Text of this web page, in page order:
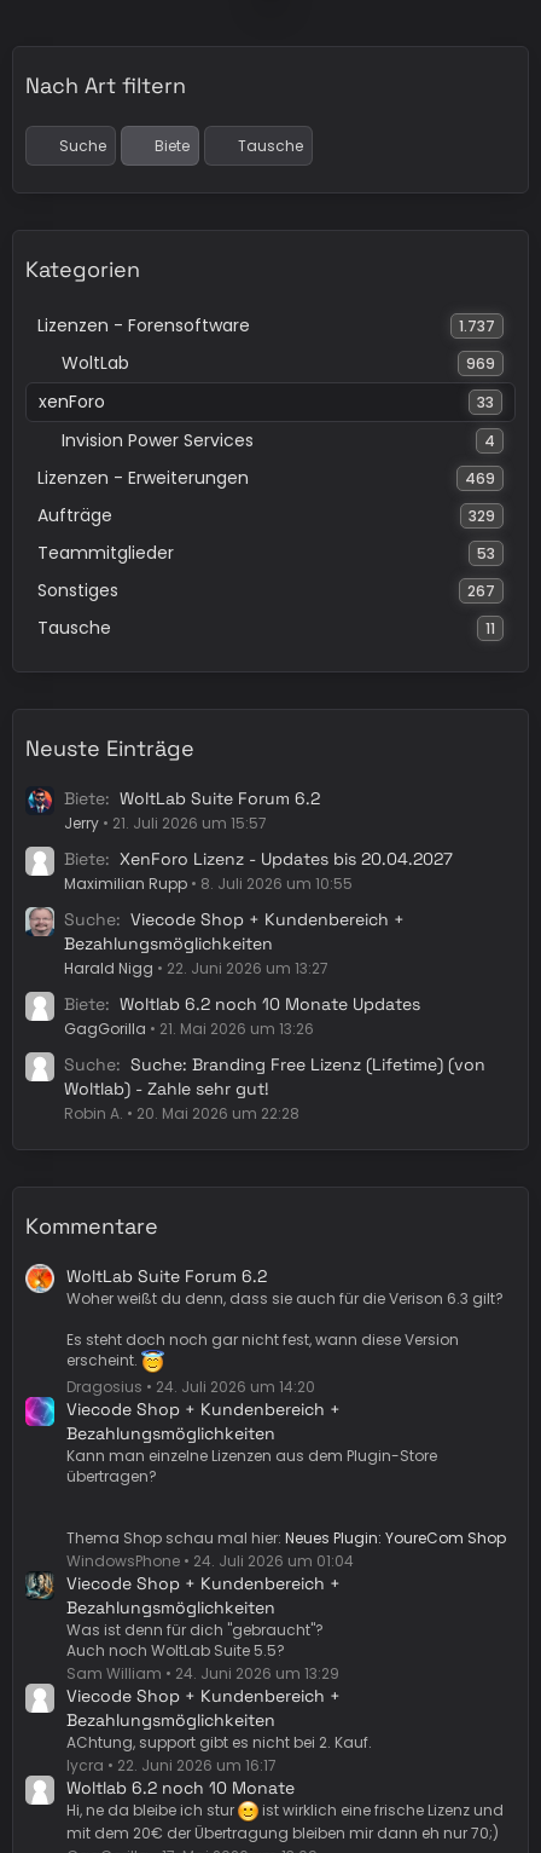
Nach Art filtern
Suche Biete Tausche
Kategorien
Lizenzen - Forensoftware 1.737
WoltLab 969
xenForo 33
Invision Power Services 4
Lizenzen - Erweiterungen 469
Aufträge 329
Teammitglieder 53
Sonstiges 267
Tausche 11
Neuste Einträge
Biete WoltLab Suite Forum 6.2
Jerry 21. Juli 2026 um 15:57
Biete XenForo Lizenz - Updates bis 20.04.2027
Maximilian Rupp 8. Juli 2026 um 10:55
Suche
Viecode Shop + Kundenbereich +
Bezahlungsmöglichkeiten
Harald Nigg 22. Juni 2026 um 13:27
Biete Woltlab 6.2 noch 10 Monate Updates
GagGorilla 21. Mai 2026 um 13:26
Suche
Suche: Branding Free Lizenz (Lifetime) (von
Woltlab) - Zahle sehr gut!
Robin A. 20. Mai 2026 um 22:28
Kommentare
WoltLab Suite Forum 6.2
Woher weißt du denn, dass sie auch für die Verison 6.3 gilt?
Es steht doch noch gar nicht fest, wann diese Version
erscheint.
Dragosius
24. Juli 2026 um 14:20
Viecode Shop + Kundenbereich +
Bezahlungsmöglichkeiten
Kann man einzelne Lizenzen aus dem Plugin-Store
übertragen?
Thema Shop schau mal hier: Neues Plugin: YoureCom Shop
WindowsPhone
24. Juli 2026 um 01:04
Viecode Shop + Kundenbereich +
Bezahlungsmöglichkeiten
Was ist denn für dich "gebraucht"?
Auch noch WoltLab Suite 5.5?
Sam William
24. Juni 2026 um 13:29
Viecode Shop + Kundenbereich +
Bezahlungsmöglichkeiten
AChtung, support gibt es nicht bei 2. Kauf.
lycra
22. Juni 2026 um 16:17
Woltlab 6.2 noch 10 Monate
Hi, ne da bleibe ich stur
ist wirklich eine frische Lizenz und
mit dem 20€ der Übertragung bleiben mir dann eh nur 70;)